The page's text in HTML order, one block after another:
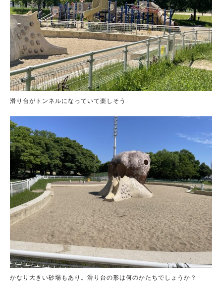
滑り台がトンネルになっていて楽しそう
かなり大きい砂場もあり。滑り台の形は何のかたちでしょうか？